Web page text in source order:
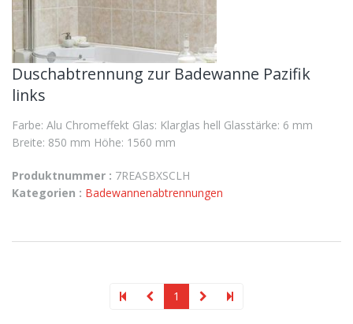
Duschabtrennung zur Badewanne Pazifik
links
Farbe: Alu Chromeffekt Glas: Klarglas hell Glasstärke: 6 mm
Breite: 850 mm Höhe: 1560 mm
Produktnummer : 7REASBXSCLH
Kategorien : Badewannenabtrennungen
1